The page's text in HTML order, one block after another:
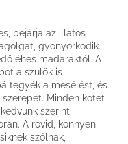
bejárja az illatos
gyönyörködik.
éhes madaraktól. A
a szülők is
tegyék a mesélést, és
Minden kötet
szerint
A rövid, könnyen
szólnak,